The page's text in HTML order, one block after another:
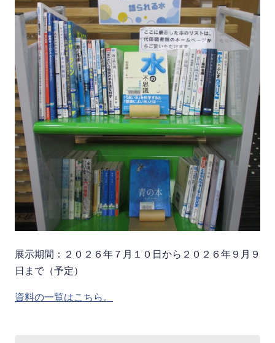
展示期間：２０２６年７月１０日から２０２６年９月９
日まで（予定）
資料の一覧はこちら。